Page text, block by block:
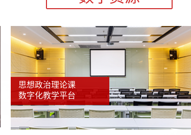
思想政治理论课
数字化教学平台